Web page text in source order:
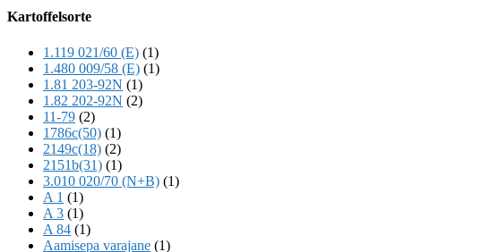
Content
Kartoffelsorte
1.119 021/60 (E) (1)
1.480 009/58 (E) (1)
1.81 203-92N (1)
1.82 202-92N (2)
11-79 (2)
1786c(50) (1)
2149c(18) (2)
2151b(31) (1)
3.010 020/70 (N+B) (1)
A 1 (1)
A 3 (1)
A 84 (1)
Aamisepa varajane (1)